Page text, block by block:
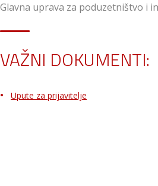
Glavna uprava za poduzetništvo i
VAŽNI DOKUMENTI:
Upute za prijavitelje